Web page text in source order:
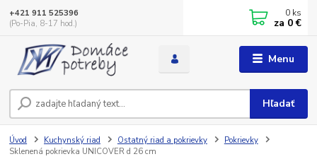
Menu
Hľadať
+421 911 525396
(Po-Pia, 8-17 hod.)
0 ks
za 0 €
Úvod Kuchynský riad Ostatný riad a pokrievky
Pokrievky
Sklenená pokrievka UNICOVER d 26 cm